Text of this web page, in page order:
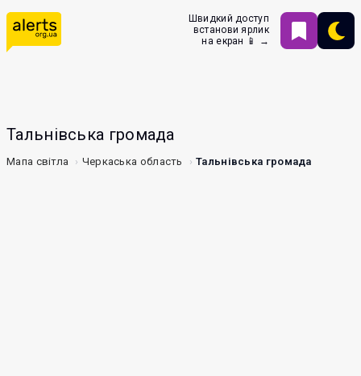
Швидкий доступ
встанови ярлик
на екран 📱 →
Тальнівська громада
Мапа світла Черкаська область Тальнівська громада